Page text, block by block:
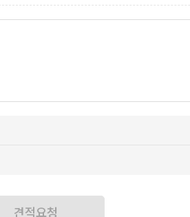
견적요청